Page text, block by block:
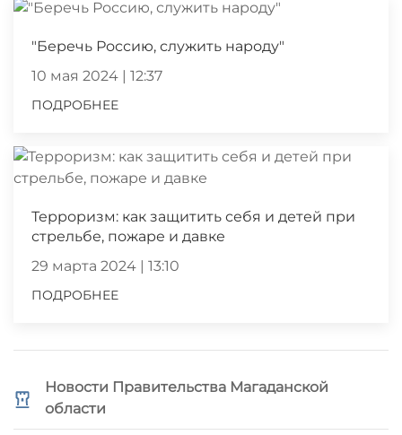
"Беречь Россию, служить народу"
10 мая 2024 | 12:37
ПОДРОБНЕЕ
Терроризм: как защитить себя и детей при
стрельбе, пожаре и давке
29 марта 2024 | 13:10
ПОДРОБНЕЕ
Новости Правительства Магаданской
области